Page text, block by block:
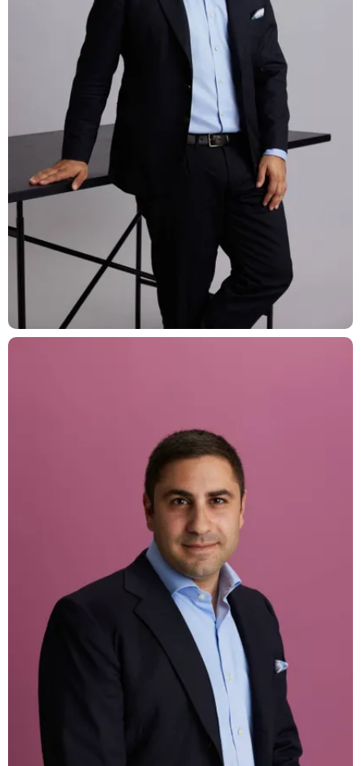
F: +41 44 266 56 66
M: zh@barandun-law.ch
Bahnhofstrasse 17
T: +41 41 349 56 56
F: +41 41 349 56 66
M: zg@barandun-law.ch
DATENSCHUTZLINKEDIN